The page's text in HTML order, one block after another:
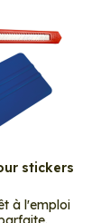
stickers
à l'emploi